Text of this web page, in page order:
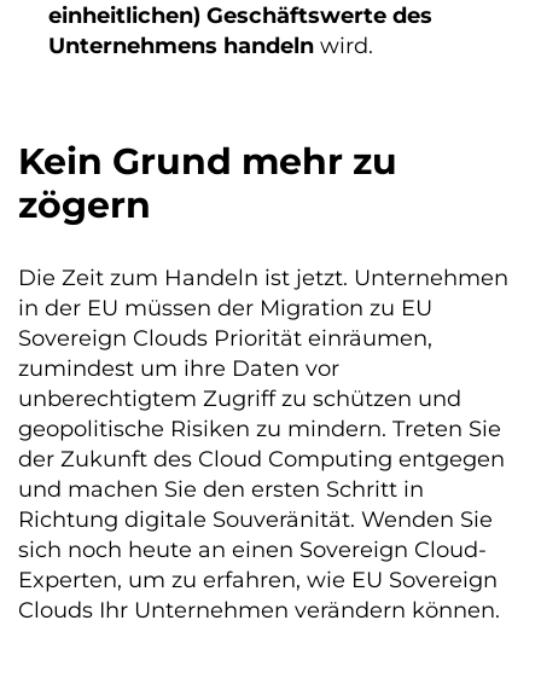
einheitlichen) Geschäftswerte des
Unternehmens handeln wird.
Kein Grund mehr zu
zögern
Die Zeit zum Handeln ist jetzt. Unternehmen
in der EU müssen der Migration zu EU
Sovereign Clouds Priorität einräumen,
zumindest um ihre Daten vor
unberechtigtem Zugriff zu schützen und
geopolitische Risiken zu mindern. Treten Sie
der Zukunft des Cloud Computing entgegen
und machen Sie den ersten Schritt in
Richtung digitale Souveränität. Wenden Sie
sich noch heute an einen Sovereign Cloud-
Experten, um zu erfahren, wie EU Sovereign
Clouds Ihr Unternehmen verändern können.